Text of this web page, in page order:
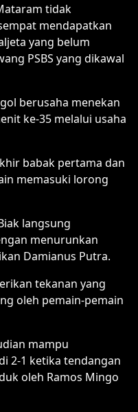
tidak
mendapatkan
yang belum
PSBS yang dikawal
berusaha menekan
ke-35 melalui usaha
babak pertama dan
memasuki lorong
langsung
menurunkan
Damianus Putra.
tekanan yang
oleh pemain-pemain
mampu
2-1 ketika tendangan
oleh Ramos Mingo